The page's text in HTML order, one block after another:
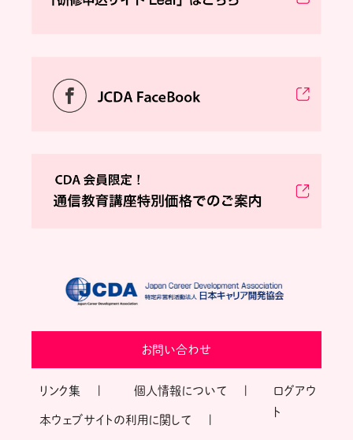
お問い合わせ
リンク集 個人情報について
本ウェブサイトの利用に関して
ログアウ
ト